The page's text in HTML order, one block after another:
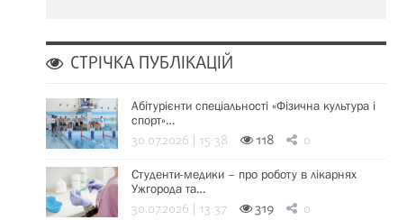
СТРІЧКА ПУБЛІКАЦІЙ
Абітурієнти спеціальності «Фізична культура і
спорт»…
30.07.2026 | 15:38 118 0
Студенти-медики – про роботу в лікарнях
Ужгорода та…
30.07.2026 | 13:37 319 0